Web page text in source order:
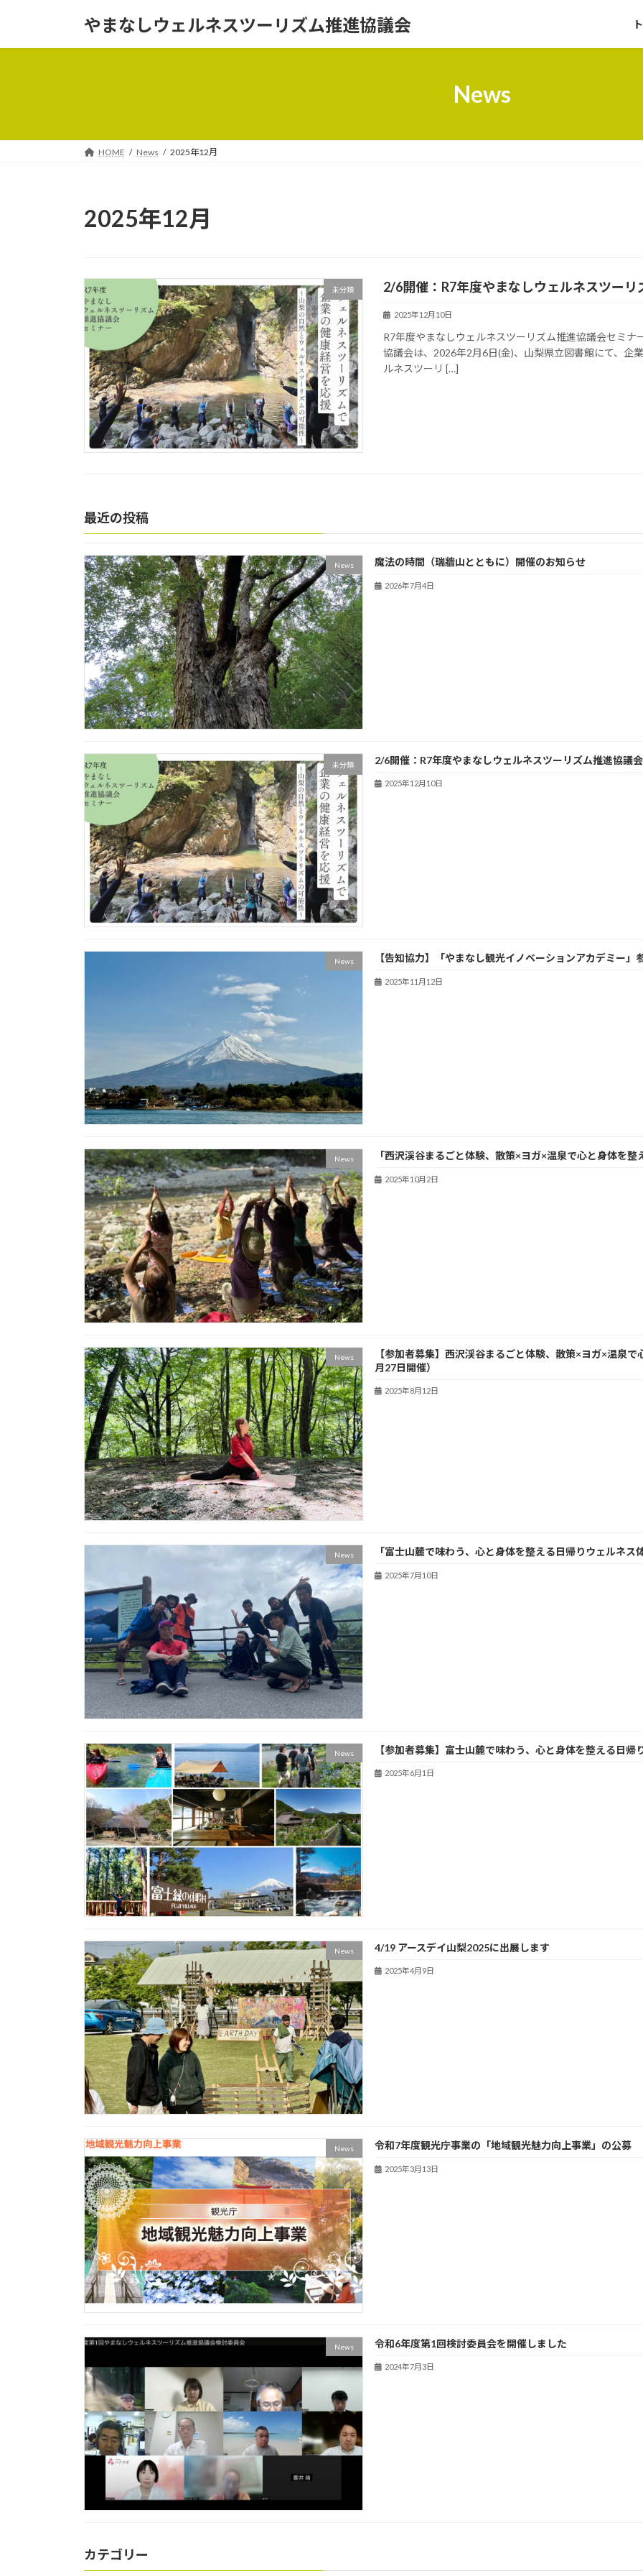
やまなしウェルネスツーリズム推進協議会
News
HOME News 2025年12月
2025年12月
未分類 2/6開催：R7年度やまなしウェルネスツーリ
2025年12月10日
R7年度やまなしウェルネスツーリズム推進協議会セミ
協議会は、2026年2月6日(金)、山梨県立図書館にて、企
ルネスツーリ […]
最近の投稿
News 魔法の時間（瑞牆山とともに）開催のお知らせ
2026年7月4日
未分類 2/6開催：R7年度やまなしウェルネスツーリズム推進協議
2025年12月10日
News 【告知協力】「やまなし観光イノベーションアカデミー」
2025年11月12日
News 「西沢渓谷まるごと体験、散策×ヨガ×温泉で心と身体を整
2025年10月2日
News
【参加者募集】西沢渓谷まるごと体験、散策×ヨガ×温泉
月27日開催）
2025年8月12日
News 「富士山麓で味わう、心と身体を整える日帰りウェルネス
2025年7月10日
News 【参加者募集】富士山麓で味わう、心と身体を整える日帰
2025年6月1日
News 4/19 アースデイ山梨2025に出展します
2025年4月9日
News 令和7年度観光庁事業の「地域観光魅力向上事業」の公募
2025年3月13日
News 令和6年度第1回検討委員会を開催しました
2024年7月3日
カテゴリー